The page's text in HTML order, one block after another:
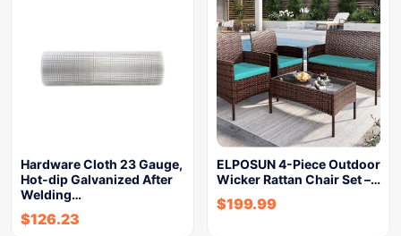
Hardware Cloth 23 Gauge,
Hot-dip Galvanized After
Welding…
$126.23
ELPOSUN 4-Piece Outdoor
Wicker Rattan Chair Set –…
$199.99